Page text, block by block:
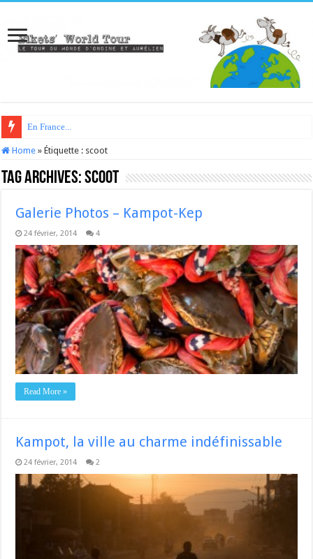
En France...
Home » Étiquette : scoot
Tag Archives:scoot
Galerie Photos – Kampot-Kep
24 février, 2014 4
Read More »
Kampot, la ville au charme indéfinissable
24 février, 2014 2